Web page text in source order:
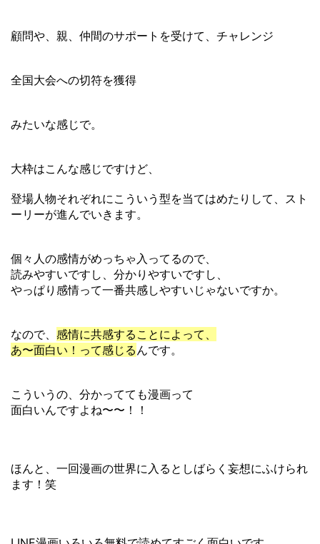
顧問や、親、仲間のサポートを受けて、チャレンジ
全国大会への切符を獲得
みたいな感じで。
大枠はこんな感じですけど、
登場人物それぞれにこういう型を当てはめたりして、スト
ーリーが進んでいきます。
個々人の感情がめっちゃ入ってるので、
読みやすいですし、分かりやすいですし、
やっぱり感情って一番共感しやすいじゃないですか。
なので、 感情に共感することによって、
あ〜面白い！って感じるんです。
こういうの、分かってても漫画って
面白いんですよね〜〜！！
ほんと、一回漫画の世界に入るとしばらく妄想にふけられ
ます！笑